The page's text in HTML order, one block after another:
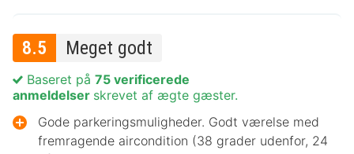
8.5 Meget godt
Baseret på 75 verificerede
anmeldelser skrevet af ægte gæster.
Gode parkeringsmuligheder. Godt værelse med
fremragende aircondition (38 grader udenfor, 24